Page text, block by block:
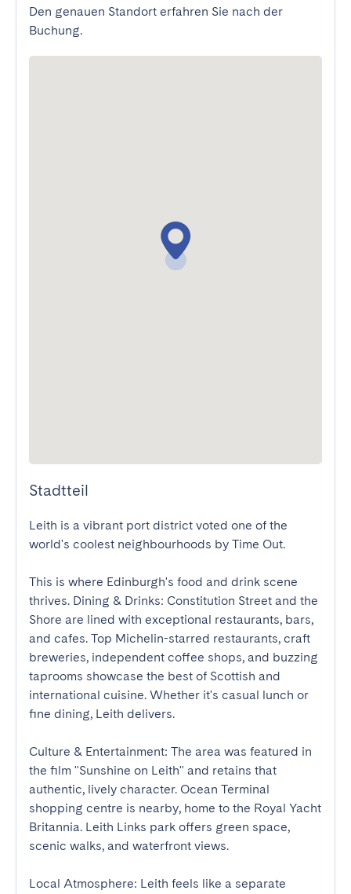
Den genauen Standort erfahren Sie nach der
Buchung.
Stadtteil
Leith is a vibrant port district voted one of the
world's coolest neighbourhoods by Time Out.
This is where Edinburgh's food and drink scene
thrives. Dining & Drinks: Constitution Street and the
Shore are lined with exceptional restaurants, bars,
and cafes. Top Michelin-starred restaurants, craft
breweries, independent coffee shops, and buzzing
taprooms showcase the best of Scottish and
international cuisine. Whether it's casual lunch or
fine dining, Leith delivers.
Culture & Entertainment: The area was featured in
the film "Sunshine on Leith" and retains that
authentic, lively character. Ocean Terminal
shopping centre is nearby, home to the Royal Yacht
Britannia. Leith Links park offers green space,
scenic walks, and waterfront views.
Local Atmosphere: Leith feels like a separate